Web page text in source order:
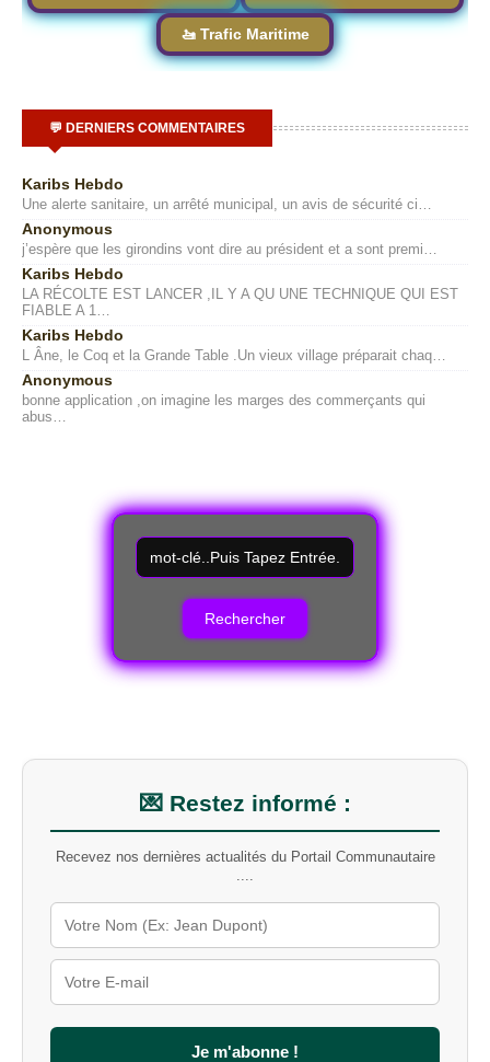
🚤 Trafic Maritime
💬 DERNIERS COMMENTAIRES
Karibs Hebdo
Une alerte sanitaire, un arrêté municipal, un avis de sécurité ci…
Anonymous
j’espère que les girondins vont dire au président et a sont premi…
Karibs Hebdo
LA RÉCOLTE EST LANCER ,IL Y A QU UNE TECHNIQUE QUI EST
FIABLE A 1…
Karibs Hebdo
L Âne, le Coq et la Grande Table .Un vieux village préparait chaq…
Anonymous
bonne application ,on imagine les marges des commerçants qui
abus…
R
e
c
m
o
t
-
l
é
u
r
l
e
💌 Restez informé :
Recevez nos dernières actualités du Portail Communautaire
....
Je m'abonne !